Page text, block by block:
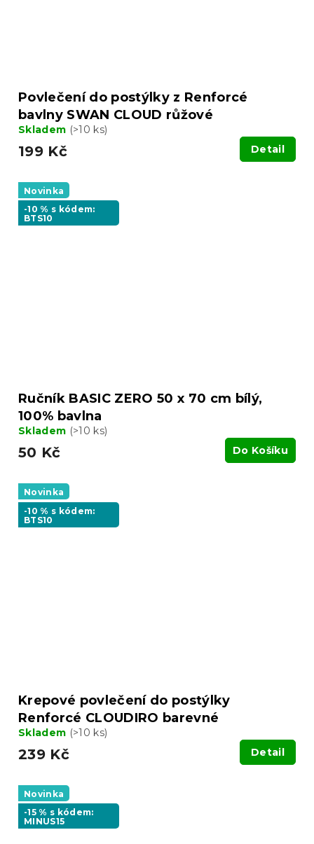
Povlečení do postýlky z Renforcé
bavlny SWAN CLOUD růžové
Skladem (>10 ks)
199 Kč Detail
Novinka
-10 % s kódem:
BTS10
Ručník BASIC ZERO 50 x 70 cm bílý,
100% bavlna
Skladem (>10 ks)
50 Kč Do Košíku
Novinka
-10 % s kódem:
BTS10
Krepové povlečení do postýlky
Renforcé CLOUDIRO barevné
Skladem (>10 ks)
239 Kč Detail
Novinka
-15 % s kódem:
MINUS15